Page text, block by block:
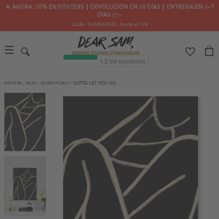
🌟 AHORA: 30% EN PÓSTERS ┃ DEVOLUCIÓN EN 30 DÍAS ┃ ENTREGA EN 2–7
DÍAS 📦✨
Code: SUMMER30, hasta el 7/8
PÓSTERS / RUM / DORMITORIO / GOTTA LET YOU GO